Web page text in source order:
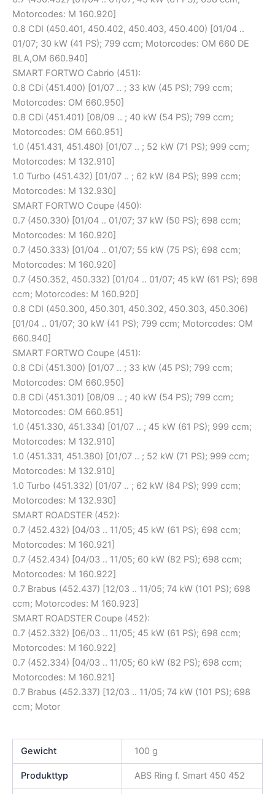
Motorcodes: M 160.920]
0.8 CDI (450.401, 450.402, 450.403, 450.400) [01/04 ..
01/07; 30 kW (41 PS); 799 ccm; Motorcodes: OM 660 DE
8LA,OM 660.940]
SMART FORTWO Cabrio (451):
0.8 CDi (451.400) [01/07 .. ; 33 kW (45 PS); 799 ccm;
Motorcodes: OM 660.950]
0.8 CDi (451.401) [08/09 .. ; 40 kW (54 PS); 799 ccm;
Motorcodes: OM 660.951]
1.0 (451.431, 451.480) [01/07 .. ; 52 kW (71 PS); 999 ccm;
Motorcodes: M 132.910]
1.0 Turbo (451.432) [01/07 .. ; 62 kW (84 PS); 999 ccm;
Motorcodes: M 132.930]
SMART FORTWO Coupe (450):
0.7 (450.330) [01/04 .. 01/07; 37 kW (50 PS); 698 ccm;
Motorcodes: M 160.920]
0.7 (450.333) [01/04 .. 01/07; 55 kW (75 PS); 698 ccm;
Motorcodes: M 160.920]
0.7 (450.352, 450.332) [01/04 .. 01/07; 45 kW (61 PS); 698
ccm; Motorcodes: M 160.920]
0.8 CDI (450.300, 450.301, 450.302, 450.303, 450.306)
[01/04 .. 01/07; 30 kW (41 PS); 799 ccm; Motorcodes: OM
660.940]
SMART FORTWO Coupe (451):
0.8 CDi (451.300) [01/07 .. ; 33 kW (45 PS); 799 ccm;
Motorcodes: OM 660.950]
0.8 CDi (451.301) [08/09 .. ; 40 kW (54 PS); 799 ccm;
Motorcodes: OM 660.951]
1.0 (451.330, 451.334) [01/07 .. ; 45 kW (61 PS); 999 ccm;
Motorcodes: M 132.910]
1.0 (451.331, 451.380) [01/07 .. ; 52 kW (71 PS); 999 ccm;
Motorcodes: M 132.910]
1.0 Turbo (451.332) [01/07 .. ; 62 kW (84 PS); 999 ccm;
Motorcodes: M 132.930]
SMART ROADSTER (452):
0.7 (452.432) [04/03 .. 11/05; 45 kW (61 PS); 698 ccm;
Motorcodes: M 160.921]
0.7 (452.434) [04/03 .. 11/05; 60 kW (82 PS); 698 ccm;
Motorcodes: M 160.922]
0.7 Brabus (452.437) [12/03 .. 11/05; 74 kW (101 PS); 698
ccm; Motorcodes: M 160.923]
SMART ROADSTER Coupe (452):
0.7 (452.332) [06/03 .. 11/05; 45 kW (61 PS); 698 ccm;
Motorcodes: M 160.922]
0.7 (452.334) [04/03 .. 11/05; 60 kW (82 PS); 698 ccm;
Motorcodes: M 160.921]
0.7 Brabus (452.337) [12/03 .. 11/05; 74 kW (101 PS); 698
ccm; Motor
Gewicht 100 g
Produkttyp ABS Ring f. Smart 450 452